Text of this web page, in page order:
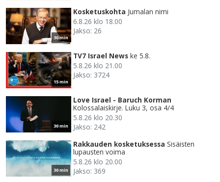
30 min
Kosketuskohta Jumalan nimi
6.8.26 klo 18.00
Jakso: 26
15 min
TV7 Israel News ke 5.8.
5.8.26 klo 21.00
Jakso: 3724
30 min
Love Israel - Baruch Korman
Kolossalaiskirje. Luku 3, osa 4/4
5.8.26 klo 20.30
Jakso: 242
30 min
Rakkauden kosketuksessa Sisäisten
lupausten voima
5.8.26 klo 20.00
Jakso: 369